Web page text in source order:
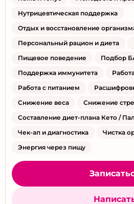
Нутрицевтическая поддержка
Отдых и восстановление
Персональный рацион и диета
Пищевое поведение
Подбор
Поддержка иммунитета
Работа с питанием
Снижение веса
Снижение
Составление диет-плана Кето /
Чек-ап и диагностика
Чистка
Энергия через пищу